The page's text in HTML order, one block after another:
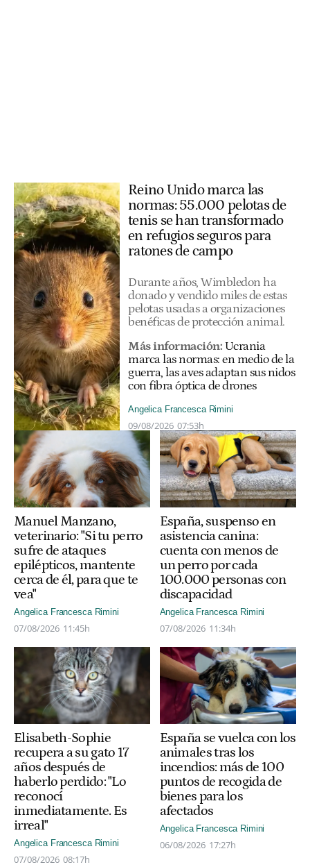
Reino Unido marca las
normas: 55.000 pelotas de
tenis se han transformado
en refugios seguros para
ratones de campo
Durante años, Wimbledon ha
donado y vendido miles de estas
pelotas usadas a organizaciones
benéficas de protección animal.
Más información: Ucrania
marca las normas: en medio de la
guerra, las aves adaptan sus nidos
con fibra óptica de drones
Angelica Francesca Rimini
09/08/2026 07:53h
Manuel Manzano,
veterinario: "Si tu perro
sufre de ataques
epilépticos, mantente
cerca de él, para que te
vea"
Angelica Francesca Rimini
07/08/2026 11:45h
España, suspenso en
asistencia canina:
cuenta con menos de
un perro por cada
100.000 personas con
discapacidad
Angelica Francesca Rimini
07/08/2026 11:34h
Elisabeth-Sophie
recupera a su gato 17
años después de
haberlo perdido: "Lo
reconocí
inmediatamente. Es
irreal"
Angelica Francesca Rimini
07/08/2026 08:17h
España se vuelca con los
animales tras los
incendios: más de 100
puntos de recogida de
bienes para los
afectados
Angelica Francesca Rimini
06/08/2026 17:27h